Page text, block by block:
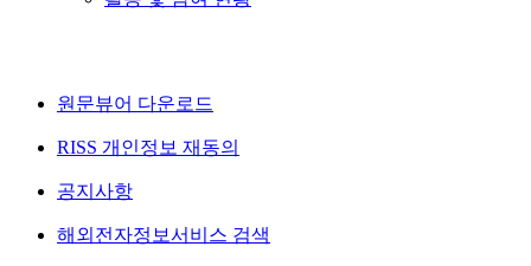
원문뷰어 다운로드
RISS 개인정보 재동의
공지사항
해외전자정보서비스 검색